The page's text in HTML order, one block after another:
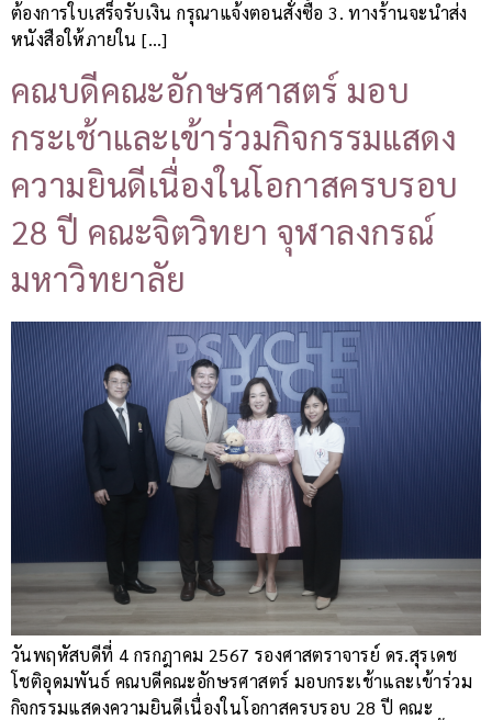
ต้องการใบเสร็จรับเงิน กรุณาแจ้งตอนสั่งซื้อ 3. ทางร้านจะนำส่ง
หนังสือให้ภายใน […]
คณบดีคณะอักษรศาสตร์ มอบ
กระเช้าและเข้าร่วมกิจกรรมแสดง
ความยินดีเนื่องในโอกาสครบรอบ
28 ปี คณะจิตวิทยา จุฬาลงกรณ์
มหาวิทยาลัย
วันพฤหัสบดีที่ 4 กรกฎาคม 2567 รองศาสตราจารย์ ดร.สุรเดช
โชติอุดมพันธ์ คณบดีคณะอักษรศาสตร์ มอบกระเช้าและเข้าร่วม
กิจกรรมแสดงความยินดีเนื่องในโอกาสครบรอบ 28 ปี คณะ